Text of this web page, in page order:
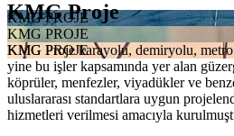
KMG PROJE
KMG PROJE
KMG PROJE
KMG Proje
KMG Proje karayolu, demiryolu,
yine bu işler kapsamında yer alan
köprüler, menfezler, viyadükler ve
uluslararası standartlara uygun
hizmetleri verilmesi amacıyla